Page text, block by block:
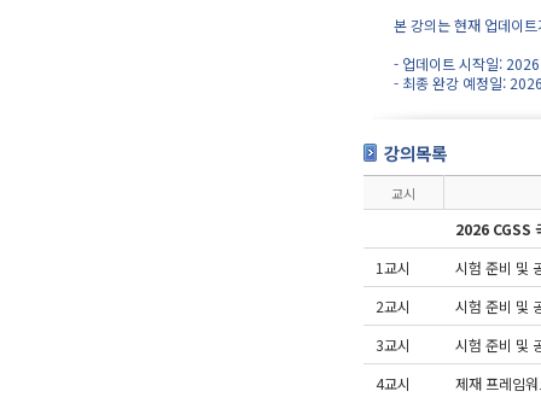
본 강의는 현재 업데이
- 업데이트 시작일:
- 최종 완강 예정일:
강의목록
교시
2026 CGSS
1교시
시험 준비 및
2교시
시험 준비 및
3교시
시험 준비 및
4교시
제재 프레임